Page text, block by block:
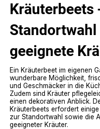
Kräuterbeets
Standortwahl
geeignete
Ein Kräuterbeet im eigenen
wunderbare Möglichkeit,
und Geschmäcker in die
Zudem sind Kräuter
einen dekorativen Anblick.
Kräuterbeets erfordert
zur Standortwahl sowie die
geeigneter Kräuter.